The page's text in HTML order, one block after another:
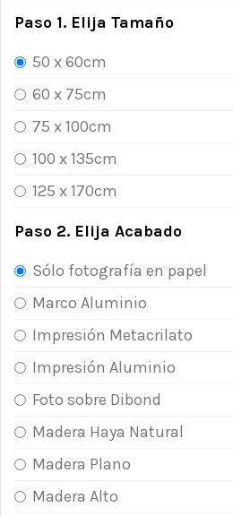
Paso 1. Elija Tamaño
50 x 60cm
60 x 75cm
75 x 100cm
100 x 135cm
125 x 170cm
Paso 2. Elija Acabado
Sólo fotografía en papel
Marco Aluminio
Impresión Metacrilato
Impresión Aluminio
Foto sobre Dibond
Madera Haya Natural
Madera Plano
Madera Alto